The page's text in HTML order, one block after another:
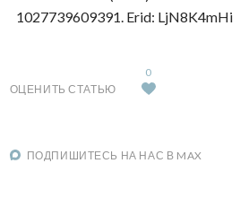
1027739609391. Erid: LjN8K4mHi
ОЦЕНИТЬ СТАТЬЮ
0
ПОДПИШИТЕСЬ НА НАС В MAX